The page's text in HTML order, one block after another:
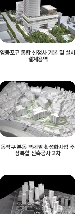
영등포구 통합 신청사 기본 및 실시
설계용역
동작구 본동 역세권 활성화사업 주
상복합 신축공사 2차